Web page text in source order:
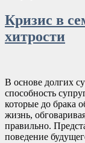
Кризис в
хитрости
В основе долгих
способность
которые до брака
жизнь,
правильно.
поведение